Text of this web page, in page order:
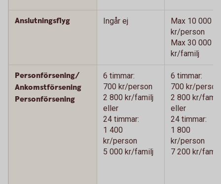
Anslutningsflyg Ingår ej
Max 10 000
kr/person
Max 30 000
kr/familj
Personförsening/
Ankomstförsening
Personförsening
6 timmar:
700 kr/person
2 800 kr/familj
eller
24 timmar:
1 400
kr/person
5 000 kr/familj
6 timmar:
700 kr/person
2 800 kr/familj
eller
24 timmar:
1 800
kr/person
7 200 kr/familj